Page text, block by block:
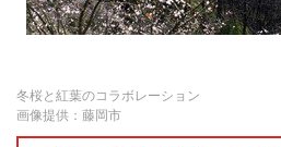
冬桜と紅葉のコラボレーション
画像提供：藤岡市